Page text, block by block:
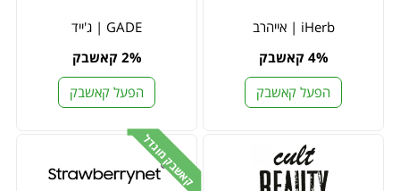
iHerb | אייהרב
4% קאשבק
הפעל קאשבק
GADE | ג'ייד
2% קאשבק
הפעל קאשבק
קאשבק מוגדל